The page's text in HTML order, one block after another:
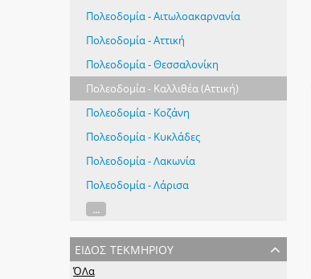
Πολεοδομία - Αιτωλοακαρνανία
Πολεοδομία - Αττική
Πολεοδομία - Θεσσαλονίκη
Πολεοδομία - Καλλιθέα (Αττική)
Πολεοδομία - Κοζάνη
Πολεοδομία - Κυκλάδες
Πολεοδομία - Λακωνία
Πολεοδομία - Λάρισα
...
είδος τεκμηρίου
ΌΛα